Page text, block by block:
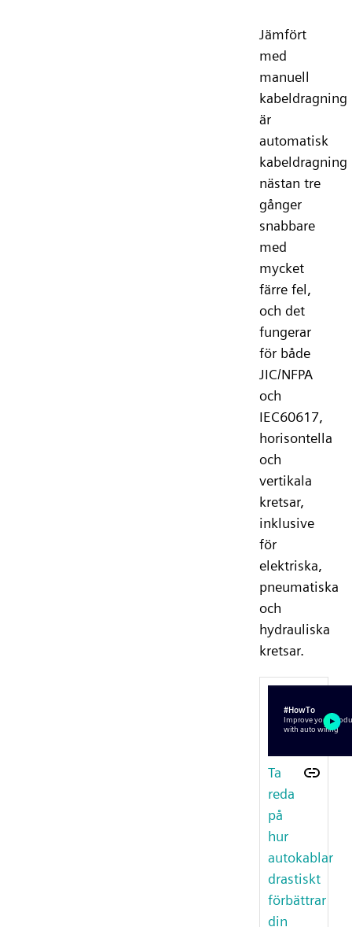
Jämfört
med
manuell
kabeldragning
är
automatisk
kabeldragning
nästan tre
gånger
snabbare
med
mycket
färre fel,
och det
fungerar
för både
JIC/NFPA
och
IEC60617,
horisontella
och
vertikala
kretsar,
inklusive
för
elektriska,
pneumatiska
och
hydrauliska
kretsar.
Ta
reda
på
hur
autokablar
drastiskt
förbättrar
din